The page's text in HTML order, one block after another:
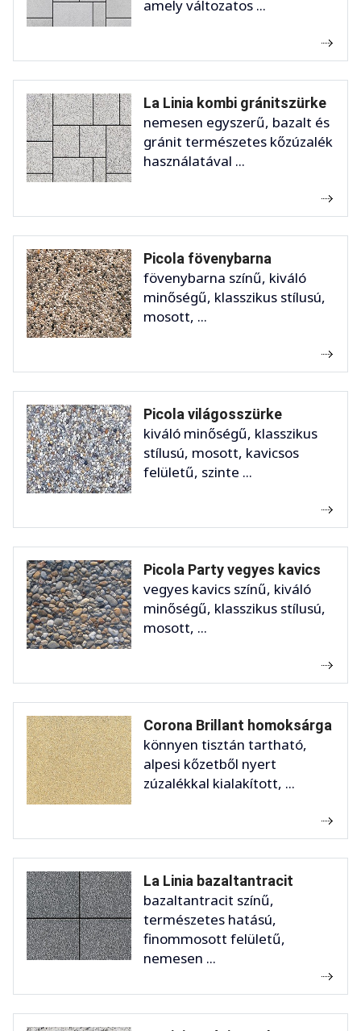
amely változatos ...
La Linia kombi gránitszürke
nemesen egyszerű, bazalt és
gránit természetes kőzúzalék
használatával ...
Picola fövenybarna
fövenybarna színű, kiváló
minőségű, klasszikus stílusú,
mosott, ...
Picola világosszürke
kiváló minőségű, klasszikus
stílusú, mosott, kavicsos
felületű, szinte ...
Picola Party vegyes kavics
vegyes kavics színű, kiváló
minőségű, klasszikus stílusú,
mosott, ...
Corona Brillant homoksárga
könnyen tisztán tartható,
alpesi kőzetből nyert
zúzalékkal kialakított, ...
La Linia bazaltantracit
bazaltantracit színű,
természetes hatású,
finommosott felületű,
nemesen ...